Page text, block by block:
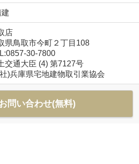
店
県鳥取市今町２丁目108
30-7800
交通大臣 (4) 第7127号
)兵庫県宅地建物取引業協会
問い合わせ(無料)